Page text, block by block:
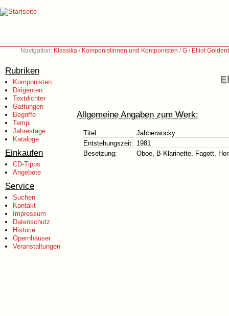
Navigation: Klassika / Komponistinnen und Komponisten /G / Elliot
Rubriken
Komponisten
Dirigenten
Textdichter
Gattungen
Begriffe
Tempi
Jahrestage
Kataloge
Einkaufen
CD-Tipps
Angebote
Service
Suchen
Kontakt
Impressum
Datenschutz
Historie
Opernhäuser
Veranstaltungen
Allgemeine Angaben zum Werk:
Titel:
Jabberwocky
Entstehungszeit: 1981
Besetzung:
Oboe, B-Klarinette, Fagott,